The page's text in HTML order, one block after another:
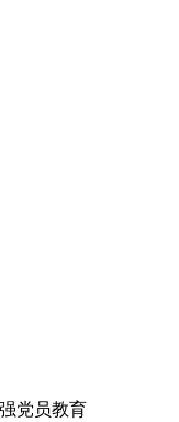
党员教育